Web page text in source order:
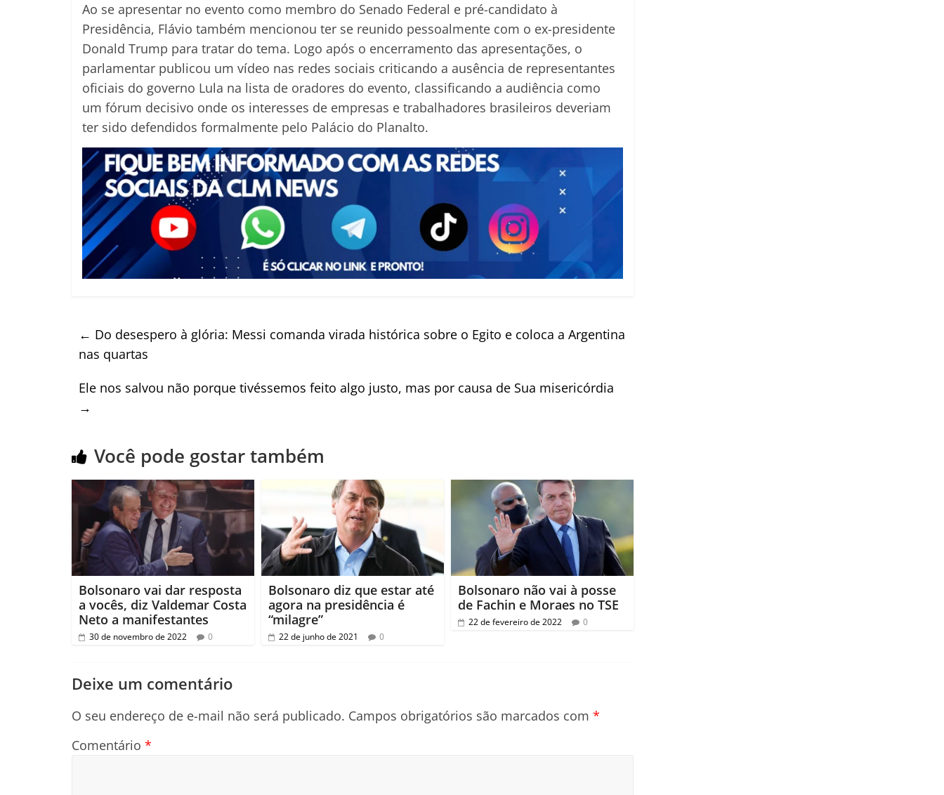
Ao se apresentar no evento como membro do Senado Federal e pré-candidato à
Presidência, Flávio também mencionou ter se reunido pessoalmente com o ex-presidente
Donald Trump para tratar do tema. Logo após o encerramento das apresentações, o
parlamentar publicou um vídeo nas redes sociais criticando a ausência de representantes
oficiais do governo Lula na lista de oradores do evento, classificando a audiência como
um fórum decisivo onde os interesses de empresas e trabalhadores brasileiros deveriam
ter sido defendidos formalmente pelo Palácio do Planalto.
← Do desespero à glória: Messi comanda virada histórica sobre o Egito e coloca a Argentina
nas quartas
Ele nos salvou não porque tivéssemos feito algo justo, mas por causa de Sua misericórdia
→
Você pode gostar também
Bolsonaro vai dar resposta
a vocês, diz Valdemar Costa
Neto a manifestantes
30 de novembro de 2022 0
Bolsonaro diz que estar até
agora na presidência é
“milagre”
22 de junho de 2021 0
Bolsonaro não vai à posse
de Fachin e Moraes no TSE
22 de fevereiro de 2022 0
Deixe um comentário
O seu endereço de e-mail não será publicado. Campos obrigatórios são marcados com *
Comentário *